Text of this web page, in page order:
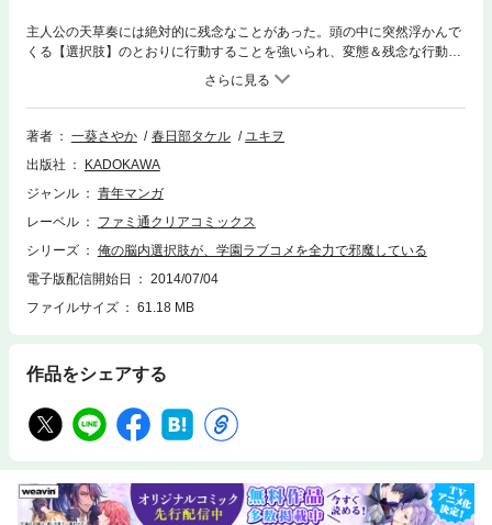
主人公の天草奏には絶対的に残念なことがあった。頭の中に突然浮かんで
くる【選択肢】のとおりに行動することを強いられ、変態＆残念な行動を
取らざるを得ないからだ。そのおかげで学校中の変人が集う【お断り５】
のメンバーとして認知されてしまった。さらに、イケてる集団【表ランキ
ング】と対抗戦が始まるとかで、もはやワケがわからん状況に。【選択
肢】も激しく変態度がスパークし、奏の学園生活は前途多難!? 〈巻末に
オマケ」として特別収録!!〉 ※作品の表現や演出を考慮して、電子版は一
部のページを加工、追加または削除しております※
著者 一葵さやか 春日部タケル
ユキヲ
出版社
KADOKAWA
ジャンル
青年マンガ
レーベル
ファミ通クリアコミックス
シリーズ
俺の脳内選択肢が、学園ラブコメを全力で邪魔している
電子版配信開始日
2014/07/04
ファイルサイズ
61.18 MB
作品をシェアする